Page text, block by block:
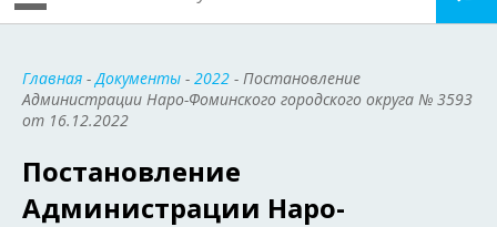
Главная -Документы - 2022 - Постановление
Администрации Наро-Фоминского городского округа № 3593
от 16.12.2022
Постановление
Администрации Наро-